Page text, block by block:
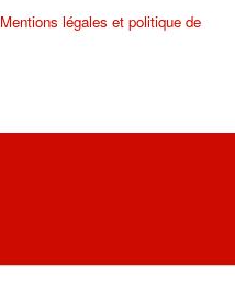
Mentions légales et politique de